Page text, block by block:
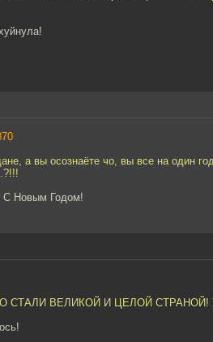
а вы осознаёте чо, вы все на один
С Новым Годом!
СТАЛИ ВЕЛИКОЙ И ЦЕЛОЙ СТРАНОЙ!